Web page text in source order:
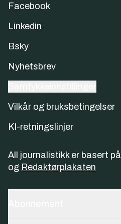
Facebook
Linkedin
Bsky
Nyhetsbrev
Vilkår og bruksbetingelser
KI-retningslinjer
All journalistikk er basert på
og Redaktørplakaten